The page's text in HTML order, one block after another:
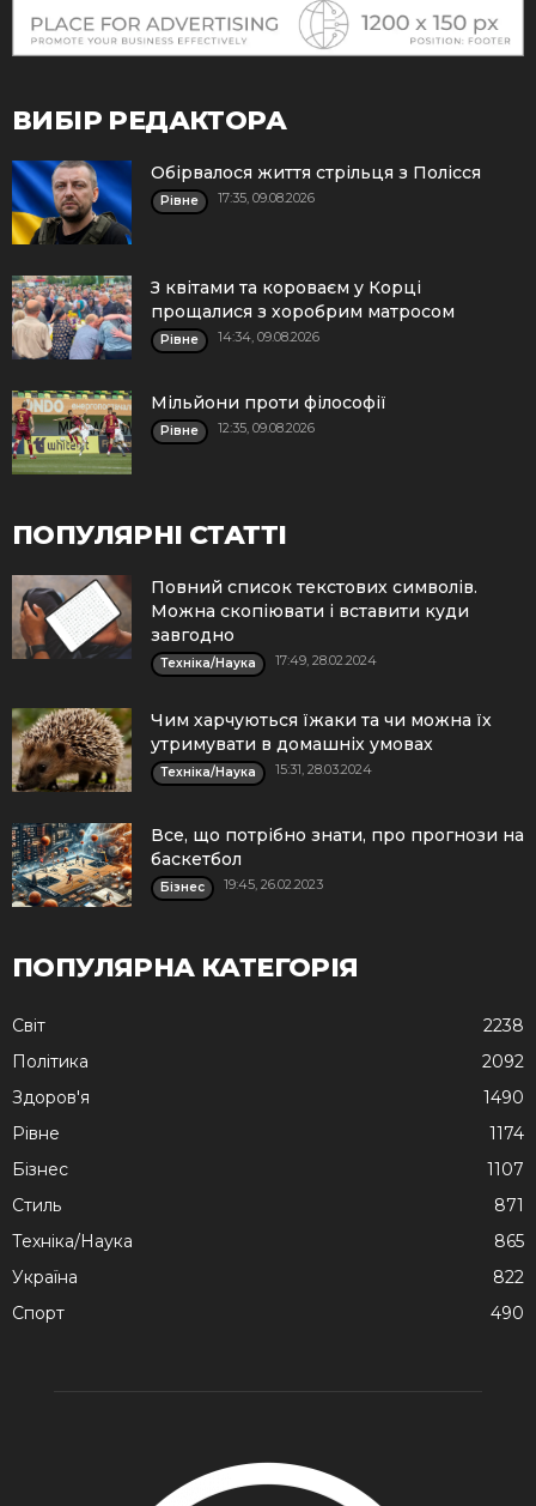
ВИБІР РЕДАКТОРА
Обірвалося життя стрільця з Полісся
Рівне 17:35, 09.08.2026
З квітами та короваєм у Корці
прощалися з хоробрим матросом
Рівне 14:34, 09.08.2026
Мільйони проти філософії
Рівне 12:35, 09.08.2026
ПОПУЛЯРНІ СТАТТІ
Повний список текстових символів.
Можна скопіювати і вставити куди
завгодно
Техніка/Наука 17:49, 28.02.2024
Чим харчуються їжаки та чи можна їх
утримувати в домашніх умовах
Техніка/Наука 15:31, 28.03.2024
Все, що потрібно знати, про прогнози на
баскетбол
Бізнес 19:45, 26.02.2023
ПОПУЛЯРНА КАТЕГОРІЯ
Cвіт
2238
Політика
2092
Здоров'я
1490
Рівне
1174
Бізнес
1107
Стиль
871
Техніка/Наука
865
Україна
822
Спорт
490